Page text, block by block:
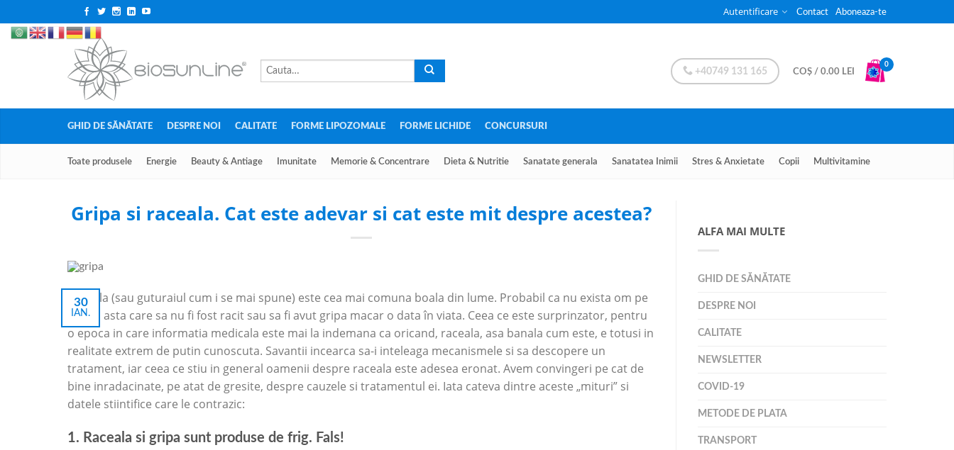
Autentificare Contact Aboneaza-te
+40749 131 165 COȘ / 0.00 LEI
0
GHID DE SĂNĂTATE DESPRE NOI CALITATE FORME LIPOZOMALE FORME LICHIDE CONCURSURI
Toate produsele Energie Beauty & Antiage Imunitate Memorie & Concentrare Dieta & Nutritie Sanatate generala Sanatatea Inimii Stres & Anxietate Copii Multivitamine
Gripa si raceala. Cat este adevar si cat este mit despre acestea?
30
IAN.
Raceala (sau guturaiul cum i se mai spune) este cea mai comuna boala din lume. Probabil ca nu exista om pe
lumea asta care sa nu fi fost racit sau sa fi avut gripa macar o data în viata. Ceea ce este surprinzator, pentru
o epoca in care informatia medicala este mai la indemana ca oricand, raceala, asa banala cum este, e totusi in
realitate extrem de putin cunoscuta. Savantii incearca sa-i inteleaga mecanismele si sa descopere un
tratament, iar ceea ce stiu in general oamenii despre raceala este adesea eronat. Avem convingeri pe cat de
bine inradacinate, pe atat de gresite, despre cauzele si tratamentul ei. Iata cateva dintre aceste „mituri” si
datele stiintifice care le contrazic:
1. Raceala si gripa sunt produse de frig. Fals!
ALFA MAI MULTE
GHID DE SĂNĂTATE
DESPRE NOI
CALITATE
NEWSLETTER
COVID-19
METODE DE PLATA
TRANSPORT